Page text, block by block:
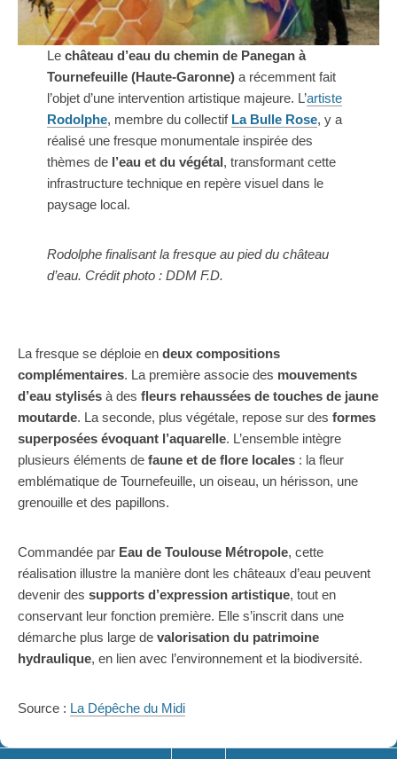
Le château d’eau du chemin de Panegan à
Tournefeuille (Haute-Garonne)a récemment fait
l’objet d’une intervention artistique majeure. L’artiste
Rodolphe, membre du collectif La Bulle Rose, y a
réalisé une fresque monumentale inspirée des
thèmes de l’eau et du végétal, transformant cette
infrastructure technique en repère visuel dans le
paysage local.
Rodolphe finalisant la fresque au pied du château
d’eau. Crédit photo : DDM F.D.
La fresque se déploie en deux compositions
complémentaires. La première associe des mouvements
d’eau stylisés à des fleurs rehaussées de touches de jaune
moutarde. La seconde, plus végétale, repose sur des formes
superposées évoquant l’aquarelle. L’ensemble intègre
plusieurs éléments de faune et de flore locales : la fleur
emblématique de Tournefeuille, un oiseau, un hérisson, une
grenouille et des papillons.
Commandée par Eau de Toulouse Métropole, cette
réalisation illustre la manière dont les châteaux d’eau peuvent
devenir des supports d’expression artistique, tout en
conservant leur fonction première. Elle s’inscrit dans une
démarche plus large de valorisation du patrimoine
hydraulique, en lien avec l’environnement et la biodiversité.
Source : La Dépêche du Midi